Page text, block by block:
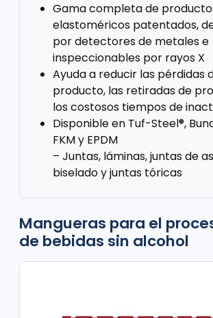
Gama completa de
elastoméricos patentados,
por detectores de metales e
inspeccionables por rayos X
Ayuda a reducir las pérdidas
producto, las retiradas de
los costosos tiempos de
Disponible en Tuf-Steel®,
FKM y EPDM
– Juntas, láminas, juntas de
biselado y juntas tóricas
Mangueras para el
de bebidas sin alcohol